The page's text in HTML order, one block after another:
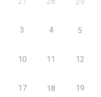
3 4 5
10 11 12
17 18 19